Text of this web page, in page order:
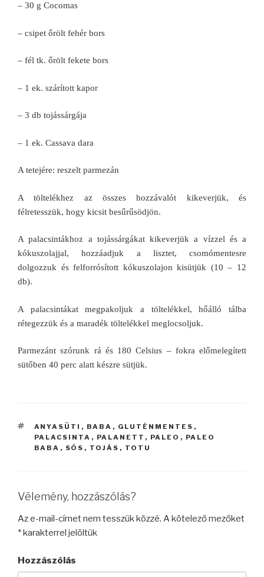
– 30 g Cocomas
– csipet őrölt fehér bors
– fél tk. őrölt fekete bors
– 1 ek. szárított kapor
– 3 db tojássárgája
– 1 ek. Cassava dara
A tetejére: reszelt parmezán
A töltelékhez az összes hozzávalót kikeverjük, és
félretesszük, hogy kicsit besűrűsödjön.
A palacsintákhoz a tojássárgákat kikeverjük a vízzel és a
kókuszolajjal, hozzáadjuk a lisztet, csomómentesre
dolgozzuk és felforrósított kókuszolajon kisütjük (10 – 12
db).
A palacsintákat megpakoljuk a töltelékkel, hőálló tálba
rétegezzük és a maradék töltelékkel meglocsoljuk.
Parmezánt szórunk rá és 180 Celsius – fokra előmelegített
sütőben 40 perc alatt készre sütjük.
CÍMKÉK
ANYASÜTI , BABA , GLUTÉNMENTES ,
PALACSINTA , PALANETT , PALEO , PALEO
BABA , SÓS , TOJÁS , TOTU
Vélemény, hozzászólás?
Az e-mail-címet nem tesszük közzé. A kötelező mezőket
*karakterrel jelöltük
Hozzászólás